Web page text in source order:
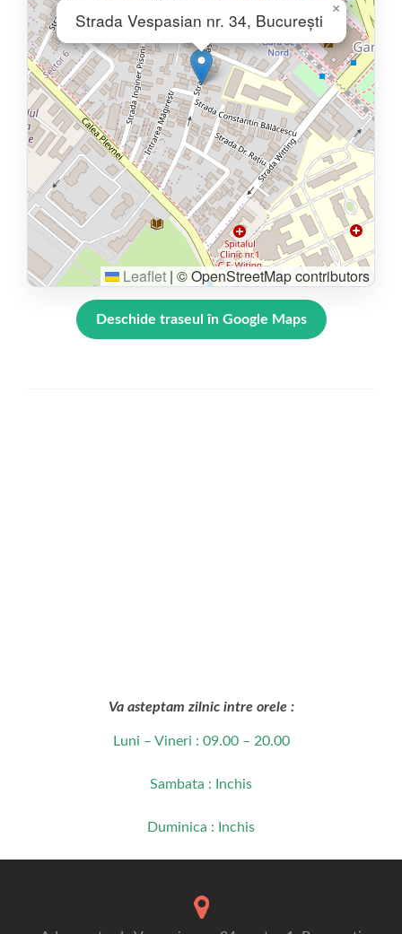
Strada Vespasian nr. 34, București
×
Leaflet | © OpenStreetMap contributors
Deschide traseul în Google Maps
Va asteptam zilnic intre orele :
Luni – Vineri : 09.00 – 20.00
Sambata : Inchis
Duminica : Inchis